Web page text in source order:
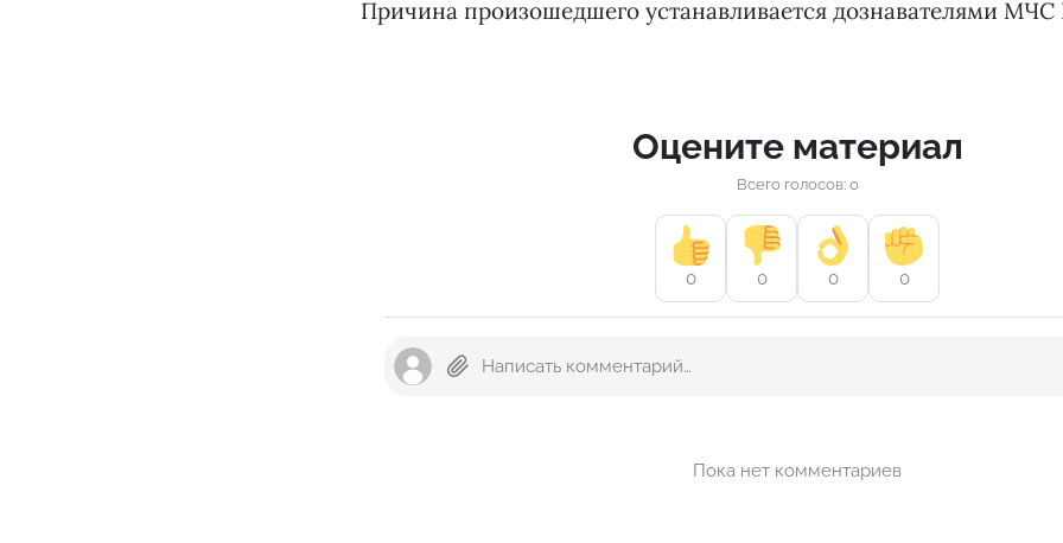
Причина произошедшего устанавливается дознавателями МЧС
Оцените материал
Всего голосов: 0
0 0 0 0
Пока нет комментариев